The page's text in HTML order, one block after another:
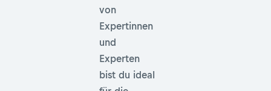
von
Expertinnen
und
Experten
bist du ideal